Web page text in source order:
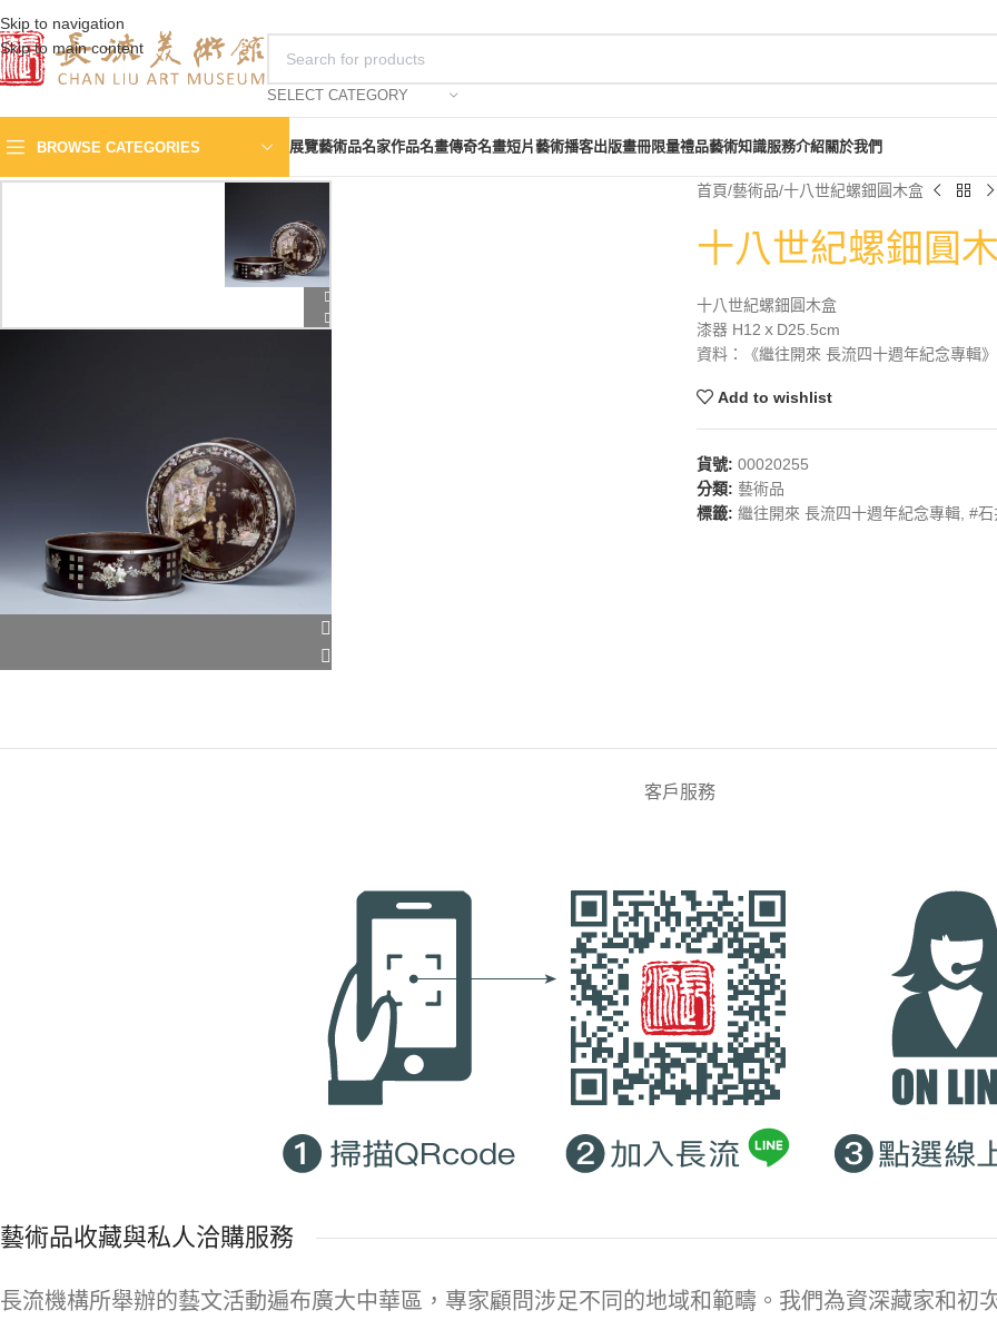
Skip to navigation
Skip to main content
SELECT CATEGORY
BROWSE CATEGORIES 展覽藝術品名家作品名畫傳奇名畫短片藝術播客出版畫冊限量禮品藝術知識服務介紹關於我們
首頁 藝術品 十八世紀螺鈿圓木盒
十八世紀螺鈿圓
十八世紀螺鈿圓木盒
漆器 H12ｘD25.5cm
資料：《繼往開來 長流四十週年紀念專輯
Add to wishlist
貨號: 00020255
分類: 藝術品
標籤: 繼往開來 長流四十週年紀念專輯, #石
客戶服務
藝術品收藏與私人洽購服務
長流機構所舉辦的藝文活動遍布廣大中華區，專家顧問涉足不同的地域和範疇。我們為資深藏家和初